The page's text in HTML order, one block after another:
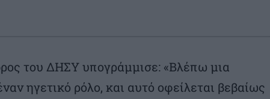
του ΔΗΣΥ υπογράμμισε: «Βλέπω μια
ηγετικό ρόλο, και αυτό οφείλεται βεβαίως